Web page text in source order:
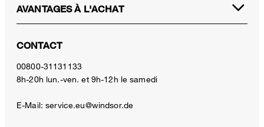
AVANTAGES À L'ACHAT
CONTACT
00800-31131133
8h-20h lun.-ven. et 9h-12h le samedi
E-Mail:service.eu@windsor.de